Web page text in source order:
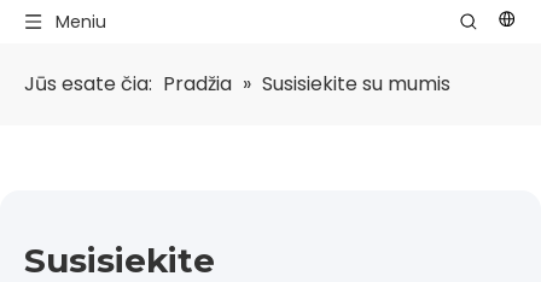
Meniu
Jūs esate čia: Pradžia » Susisiekite su mumis
Susisiekite